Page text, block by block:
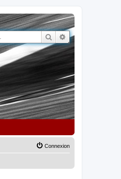
RechercherRecherche
Connexion